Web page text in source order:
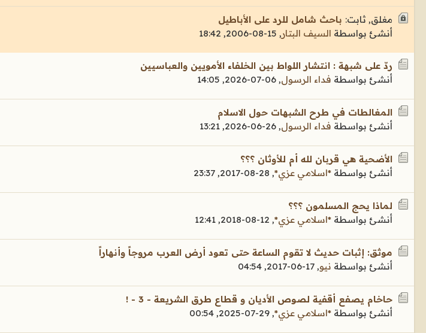
مغلق, ثابت: باحث شامل للرد على الأباطيل
أنشئ بواسطة السيف البتار,
15-08-2006, 18:42
ردّ على شبهة : انتشار اللواط بين الخلفاء الأمويين والعباسيين
أنشئ بواسطة فداء الرسول,
06-07-2026, 14:05
المغالطات في طرح الشبهات حول الاسلام
أنشئ بواسطة فداء الرسول,
26-06-2026, 13:21
الأضحية هي قربان لله أم للأوثان ؟؟؟
أنشئ بواسطة*اسلامي عزي*,
28-08-2017, 23:37
لماذا يحج المسلمون ؟؟؟
أنشئ بواسطة*اسلامي عزي*,
12-08-2018, 12:41
موثق: إثبات حديث لا تقوم الساعة حتى تعود أرض العرب مروجاً وأنهاراً
أنشئ بواسطة نيو,
17-06-2017, 04:54
حاخام يصفع أقفية لصوص الأديان و قطاع طرق الشريعة - 3 - !
أنشئ بواسطة*اسلامي عزي*,
29-07-2025, 00:54